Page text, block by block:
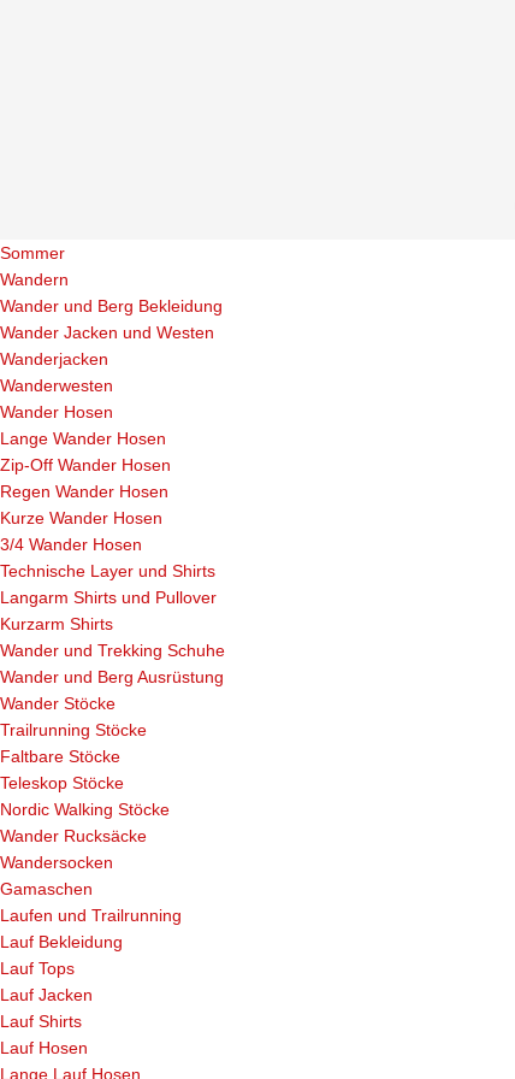
Sommer
Wandern
Wander und Berg Bekleidung
Wander Jacken und Westen
Wanderjacken
Wanderwesten
Wander Hosen
Lange Wander Hosen
Zip-Off Wander Hosen
Regen Wander Hosen
Kurze Wander Hosen
3/4 Wander Hosen
Technische Layer und Shirts
Langarm Shirts und Pullover
Kurzarm Shirts
Wander und Trekking Schuhe
Wander und Berg Ausrüstung
Wander Stöcke
Trailrunning Stöcke
Faltbare Stöcke
Teleskop Stöcke
Nordic Walking Stöcke
Wander Rucksäcke
Wandersocken
Gamaschen
Laufen und Trailrunning
Lauf Bekleidung
Lauf Tops
Lauf Jacken
Lauf Shirts
Lauf Hosen
Lange Lauf Hosen